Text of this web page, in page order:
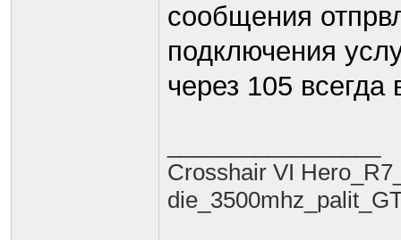
сообщения
подключения
через 105 всегда
Crosshair VI